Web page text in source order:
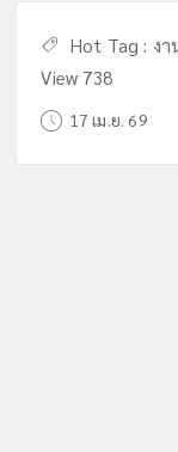
Hot Tag : งา
View 738
17 เม.ย. 69